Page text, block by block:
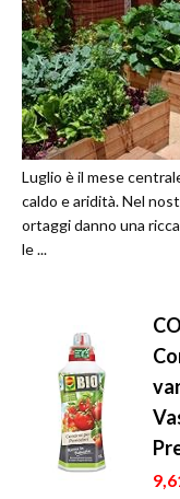
Luglio è il mese
caldo e aridità. Nel
ortaggi danno una
le ...